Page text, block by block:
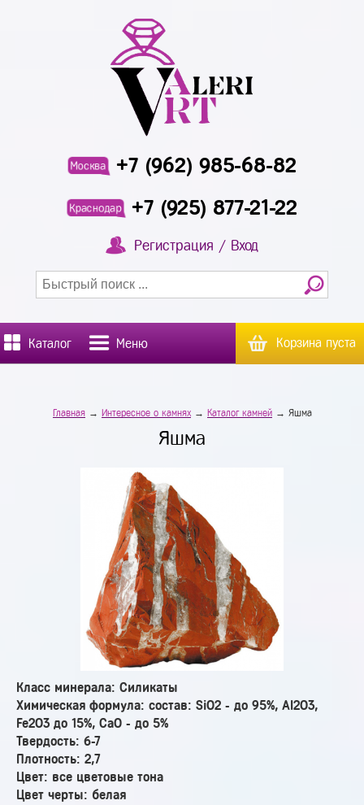
Москва +7 (962) 985-68-82
Краснодар +7 (925) 877-21-22
Регистрация / Вход
Каталог Меню Корзина пуста
Главная→ Интересное о камнях→ Каталог камней→ Яшма
Яшма
Класс минерала: Силикаты
Химическая формула: состав: SiO2 - до 95%, Al2O3,
Fe2O3 до 15%, CaO - до 5%
Твердость: 6-7
Плотность: 2,7
Цвет: все цветовые тона
Цвет черты: белая